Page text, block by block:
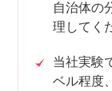
自治体の
理してく
当社実験
ベル程度